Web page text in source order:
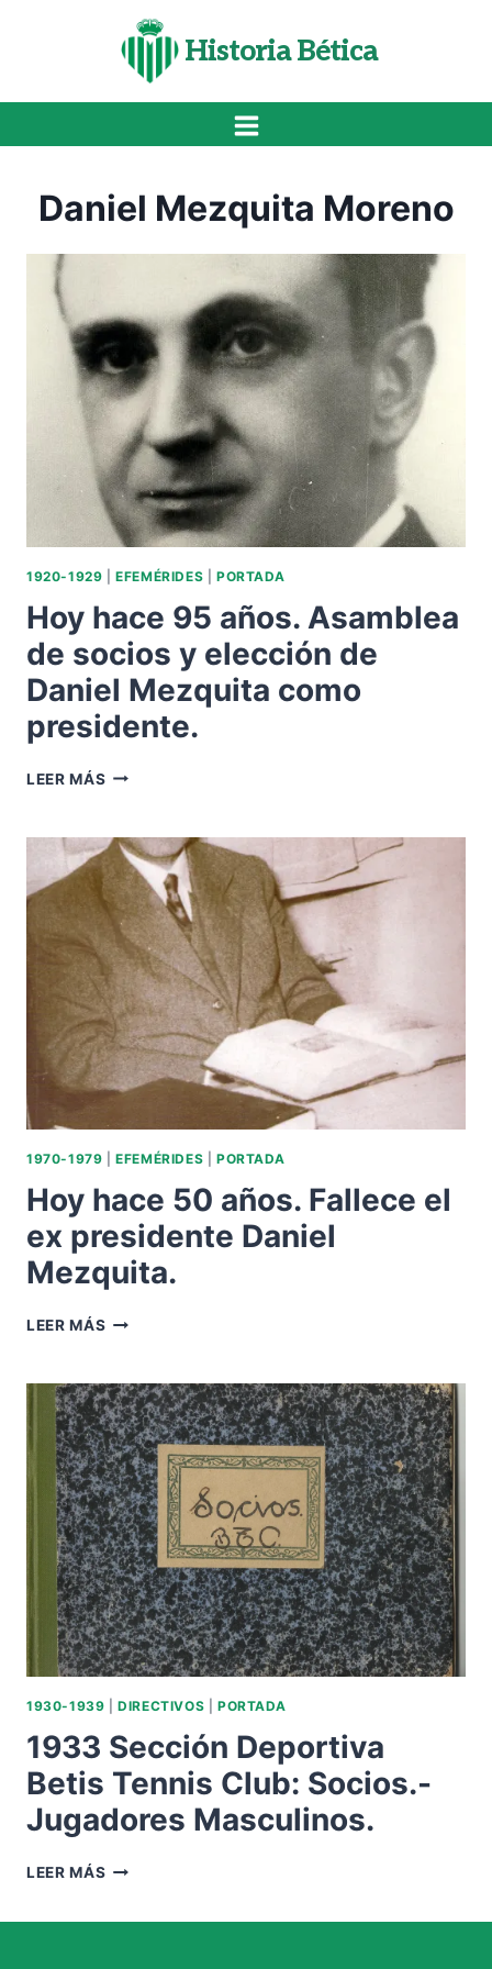
Historia Bética
Daniel Mezquita Moreno
1920-1929 |EFEMÉRIDES PORTADA
Hoy hace 95 años. Asamblea
de socios y elección de
Daniel Mezquita como
presidente.
LEER MÁS HOY
AÑOS.
ASAMBLEA
DE
SOCIOS
Y
ELECCIÓN
DE
DANIEL
MEZQUITA
COMO
PRESIDENTE.
1970-1979 |EFEMÉRIDES PORTADA
Hoy hace 50 años. Fallece el
ex presidente Daniel
Mezquita.
LEER MÁS HOY
AÑOS.
FALLECE
EL
EX
PRESIDENTE
DANIEL
MEZQUITA.
1930-1939 |DIRECTIVOS PORTADA
1933 Sección Deportiva
Betis Tennis Club: Socios.-
Jugadores Masculinos.
LEER MÁS 1933